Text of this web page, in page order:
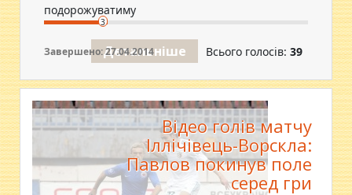
Завершено: 27.04.2014
подорожуватиму
3
Детальніше Всього голосів: 39
Відео голів матчу
Іллічівець-Ворскла:
Павлов покинув поле
серед гри